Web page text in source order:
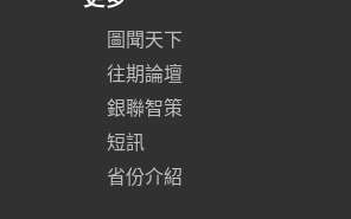
圖聞天下
往期論壇
銀聯智策
短訊
省份介紹